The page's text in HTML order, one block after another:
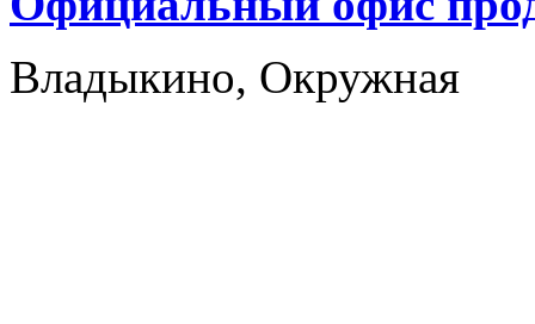
Владыкино, Окружная